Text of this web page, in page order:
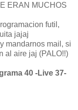
ERAN MUCHOS
futil,
jajaj
mandarnos mail, si
al aire jaj (PALO!!)
40 -Live 37-